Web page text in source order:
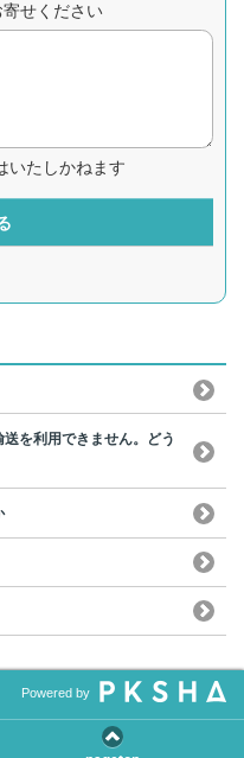
せください
いたしかねます
を利用できません。どう
Powered by